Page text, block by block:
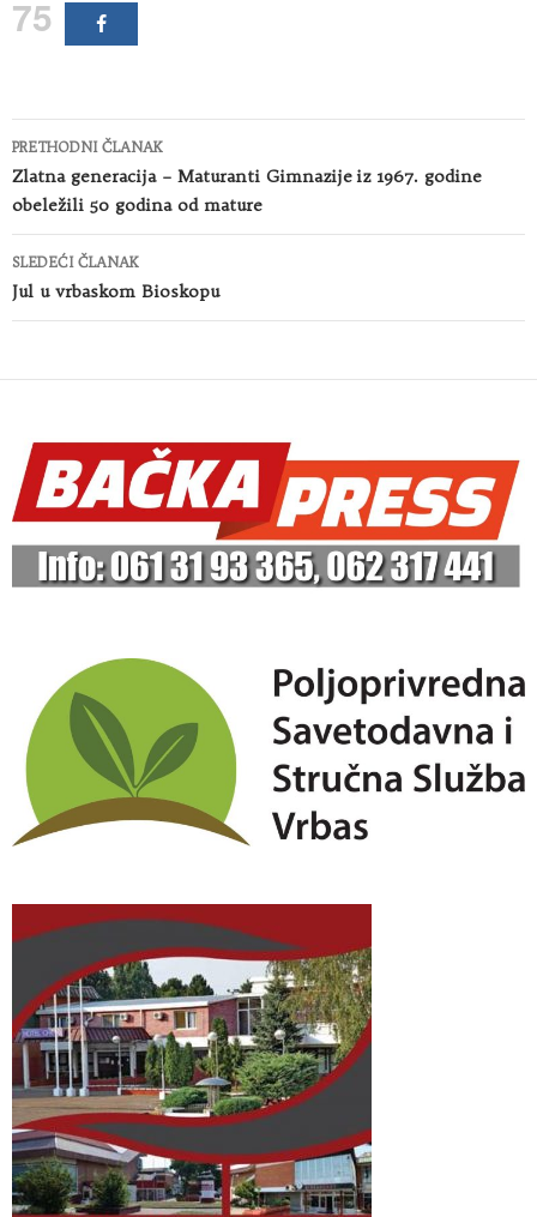
75
Kretanje
članaka
PRETHODNI ČLANAK
Zlatna generacija – Maturanti Gimnazije iz 1967. godine
obeležili 50 godina od mature
SLEDEĆI ČLANAK
Jul u vrbaskom Bioskopu